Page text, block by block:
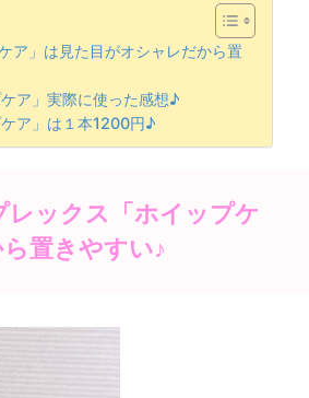
ア」は見た目がオシャレだから置
ア」実際に使った感想♪
ア」は１本1200円♪
ックス「ホイップケ
置きやすい♪